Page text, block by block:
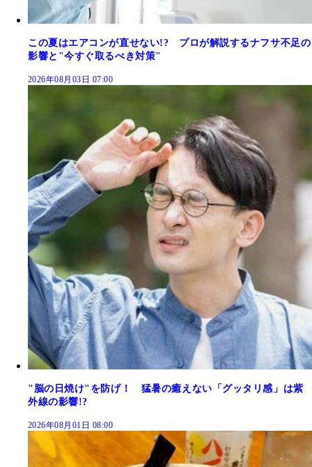
この夏はエアコンが直せない!? プロが解説するナフサ不足の
影響と"今すぐ取るべき対策"
2026年08月03日 07:00
"脳の日焼け"を防げ！ 猛暑の癒えない「グッタリ感」は紫
外線の影響!?
2026年08月01日 08:00